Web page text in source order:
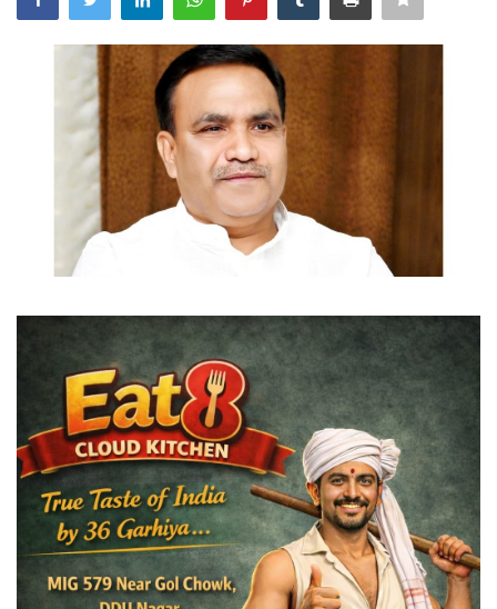
दैनिक राशिफल
राजनीति
बिजनेस
मनोरंजन
ज्ञान विज्ञान
करिअर